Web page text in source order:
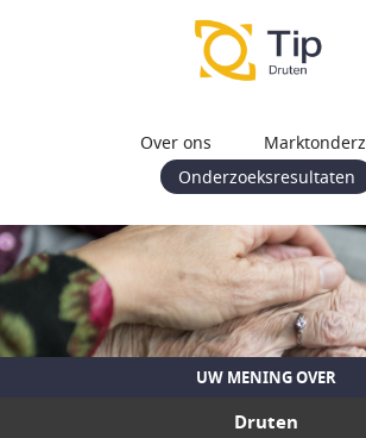
Over ons
Onderzoeksresultaten
UW MENING OVER
Druten